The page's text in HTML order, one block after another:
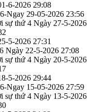
6-2026 29:08
Ngay 29-05-2026 23:56
sự thứ 4 Ngày 27-5-2026
5-2026 27:31
Ngày 22-5-2026 27:08
sự thứ 4 Ngày 20-5-2026
5-2026 29:44
Ngay 15-05-2026 27:59
sự thứ 4 Ngày 13-5-2026